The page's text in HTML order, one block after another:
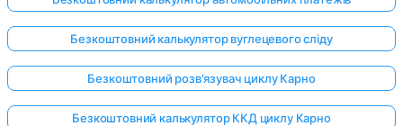
Безкоштовний калькулятор вуглецевого сліду
Безкоштовний розв'язувач циклу Карно
Безкоштовний калькулятор ККД циклу Карно